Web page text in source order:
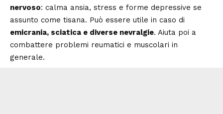
nervoso: calma ansia, stress e forme depressive se
assunto come tisana. Può essere utile in caso di
emicrania, sciatica e diverse nevralgie. Aiuta poi a
combattere problemi reumatici e muscolari in
generale.